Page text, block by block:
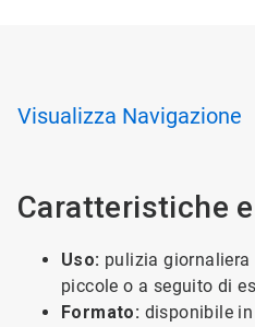
Visualizza Navigazione
Caratteristiche
Uso: pulizia
piccole o a seguito di
Formato: disponibile